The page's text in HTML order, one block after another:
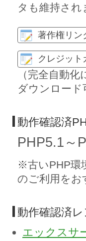
タも維持され
著作権リン
クレジット
（完全自動
ダウンロード
動作確認済
PHP5.1～
※古いPHP環
のご利用をお
動作確認済
エックスサ